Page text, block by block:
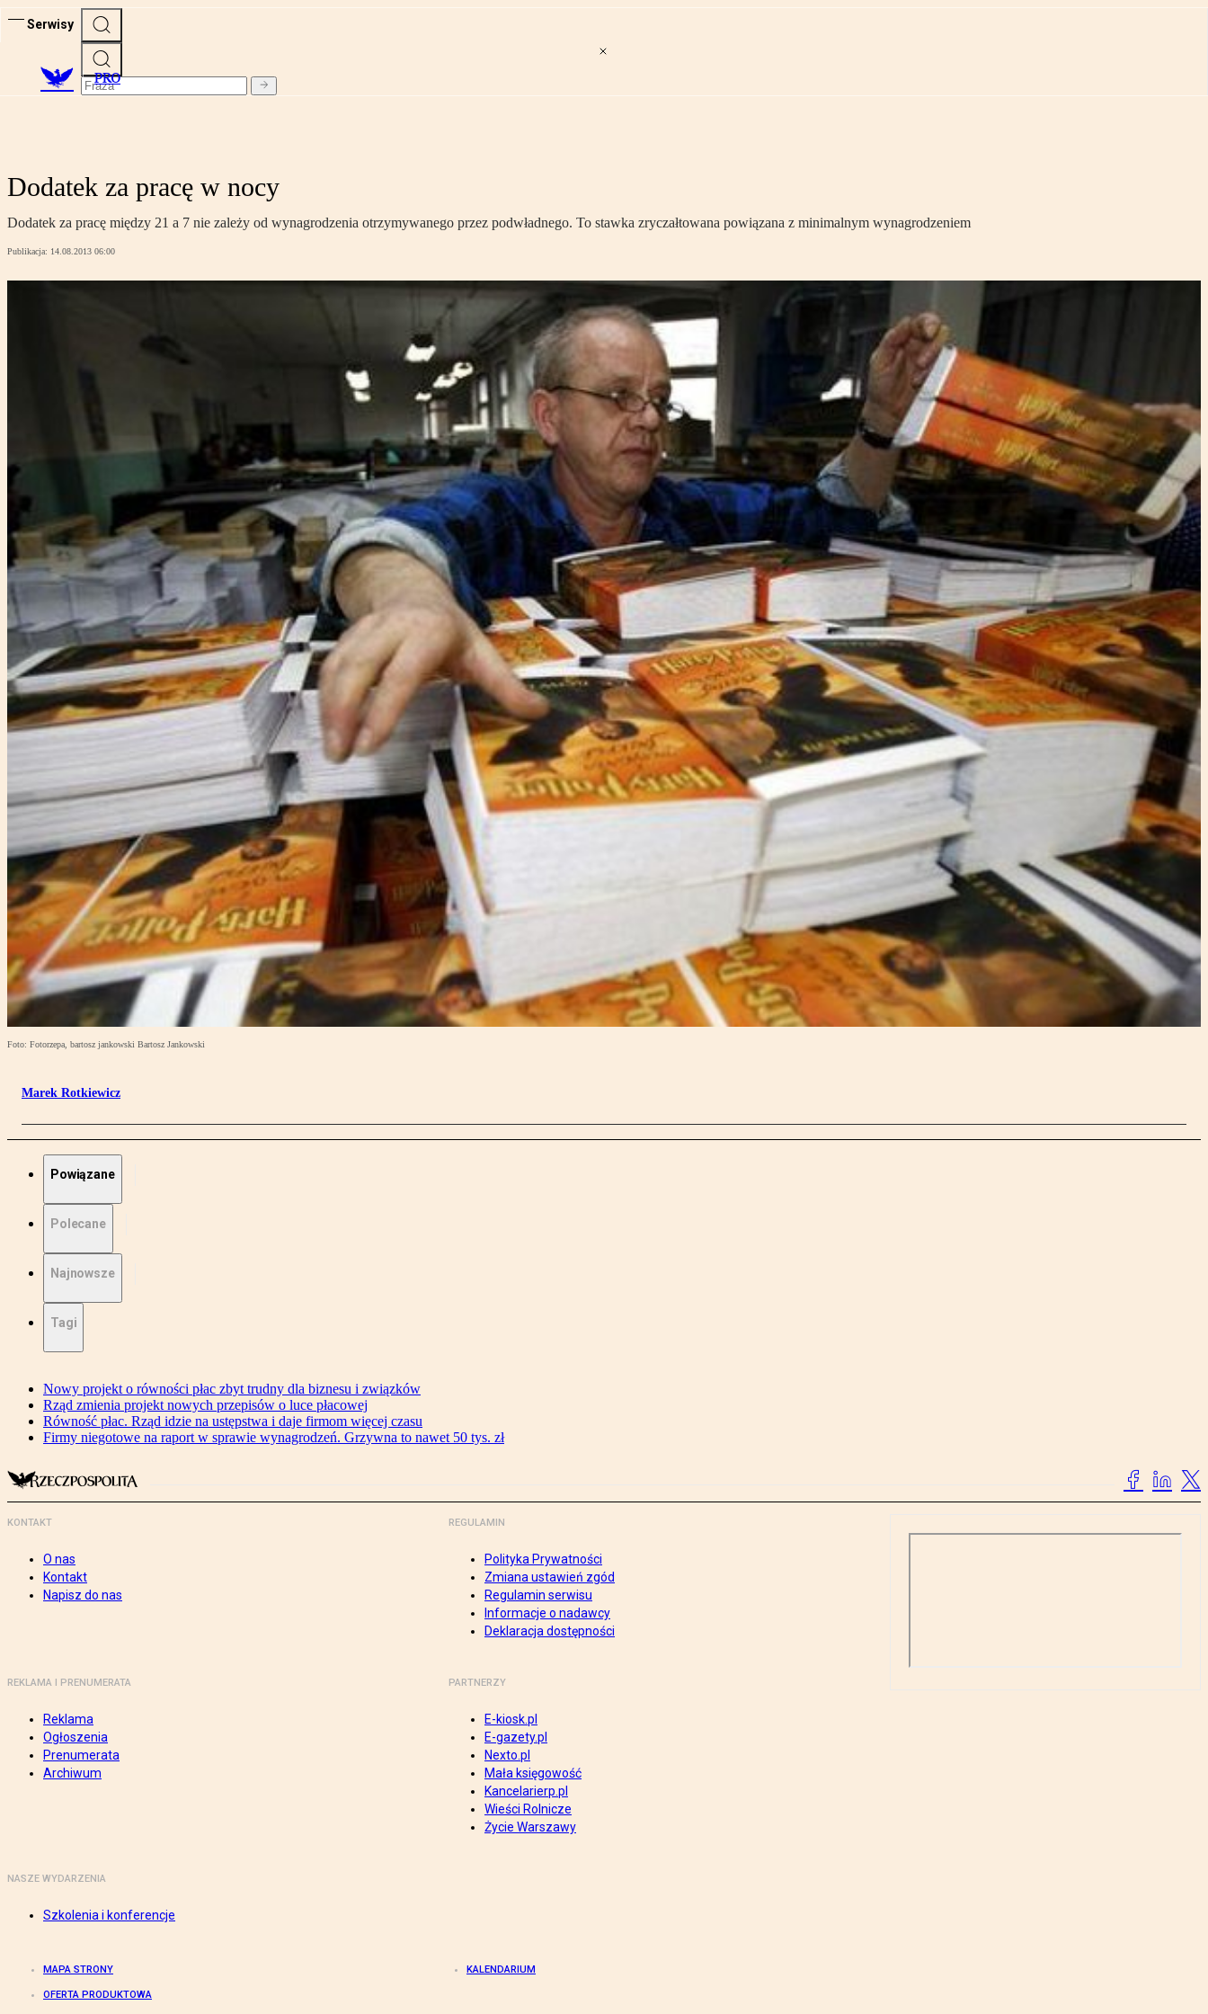
Serwisy
PRO
Dodatek za pracę w nocy
Dodatek za pracę między 21 a 7 nie zależy od wynagrodzenia otrzymywanego przez podwładnego. To stawka zryczałtowana powiązana z minimalnym wynagrodzeniem
Publikacja: 14.08.2013 06:00
Foto: Fotorzepa, bartosz jankowski Bartosz Jankowski
Marek Rotkiewicz
Powiązane
Polecane
Najnowsze
Tagi
Nowy projekt o równości płac zbyt trudny dla biznesu i związków
Rząd zmienia projekt nowych przepisów o luce płacowej
Równość płac. Rząd idzie na ustępstwa i daje firmom więcej czasu
Firmy niegotowe na raport w sprawie wynagrodzeń. Grzywna to nawet 50 tys. zł
KONTAKT
O nas
Kontakt
Napisz do nas
REGULAMIN
Polityka Prywatności
Zmiana ustawień zgód
Regulamin serwisu
Informacje o nadawcy
Deklaracja dostępności
REKLAMA I PRENUMERATA
Reklama
Ogłoszenia
Prenumerata
Archiwum
PARTNERZY
E-kiosk.pl
E-gazety.pl
Nexto.pl
Mała księgowość
Kancelarierp.pl
Wieści Rolnicze
Życie Warszawy
NASZE WYDARZENIA
Szkolenia i konferencje
MAPA STRONY KALENDARIUM
OFERTA PRODUKTOWA